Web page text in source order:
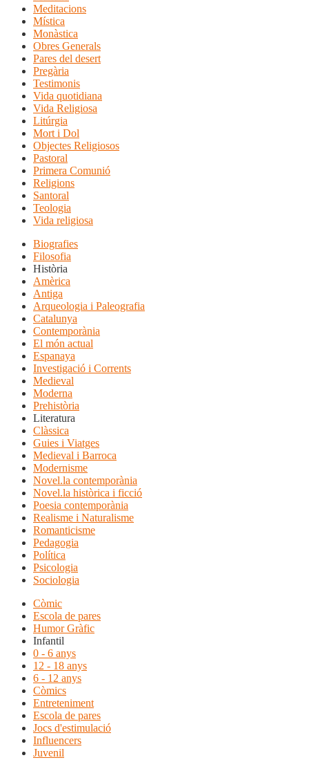
Meditacions
Mística
Monàstica
Obres Generals
Pares del desert
Pregària
Testimonis
Vida quotidiana
Vida Religiosa
Litúrgia
Mort i Dol
Objectes Religiosos
Pastoral
Primera Comunió
Religions
Santoral
Teologia
Vida religiosa
Biografies
Filosofia
Història
Amèrica
Antiga
Arqueologia i Paleografia
Catalunya
Contemporània
El món actual
Espanaya
Investigació i Corrents
Medieval
Moderna
Prehistòria
Literatura
Clàssica
Guies i Viatges
Medieval i Barroca
Modernisme
Novel.la contemporània
Novel.la històrica i ficció
Poesia contemporània
Realisme i Naturalisme
Romanticisme
Pedagogia
Política
Psicologia
Sociologia
Còmic
Escola de pares
Humor Gràfic
Infantil
0 - 6 anys
12 - 18 anys
6 - 12 anys
Còmics
Entreteniment
Escola de pares
Jocs d'estimulació
Influencers
Juvenil